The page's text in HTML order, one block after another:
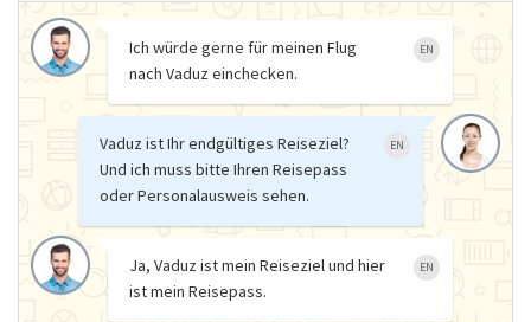
Ich würde gerne für meinen Flug
nach Vaduz einchecken.
EN
Vaduz ist Ihr endgültiges Reiseziel?
Und ich muss bitte Ihren Reisepass
oder Personalausweis sehen.
EN
Ja, Vaduz ist mein Reiseziel und hier
ist mein Reisepass.
EN